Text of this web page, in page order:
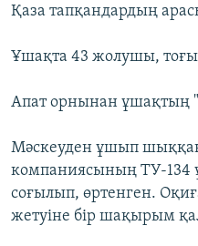
Басқа тілдерде
Қаза тапқандардың
Ұшақта 43 жолушы,
Апат орнынан ұшақтың
Мәскеуден ұшып
компаниясының ТУ-134
соғылып, өртенген.
жетуіне бір шақырым